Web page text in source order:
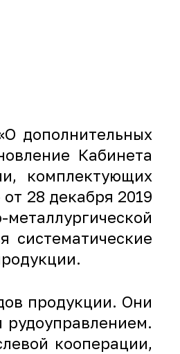
дополнительных
Кабинета
комплектующих
28 декабря 2019
систематические
продукции. Они
кооперации,